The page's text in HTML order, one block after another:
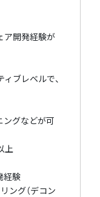
ア開発経験が
ブレベルで、
ングなどが可
上
経験
ング（デコン